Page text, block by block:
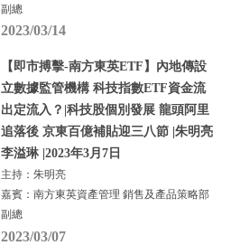
副總
2023/03/14
【即市搏擊-南方東英ETF】內地傳設
立數據監管機構 科技指數ETF資金流
出定流入？|科技股個別發展 龍頭阿里
追落後 京東百億補貼迎三八節 |朱明亮
李溢琳 |2023年3月7日
主持：朱明亮
嘉賓：南方東英資產管理 銷售及產品策略部
副總
2023/03/07